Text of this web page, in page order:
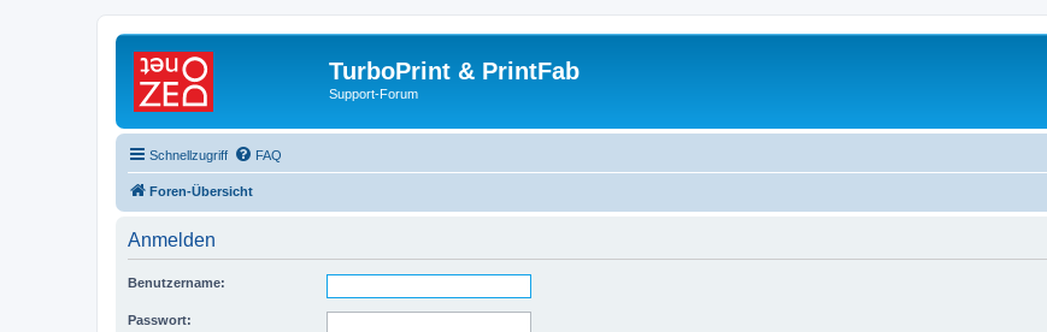
TurboPrint & PrintFab
Support-Forum
Schnellzugriff FAQ
Foren-Übersicht
Anmelden
Benutzername:
Passwort: